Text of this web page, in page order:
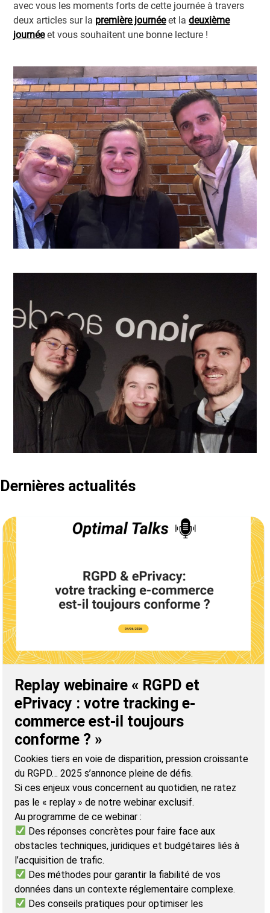
avec vous les moments forts de cette journée à travers
deux articles sur la première journéeet ladeuxième
journéeet vous souhaitent une bonne lecture !
Dernières actualités
Replay webinaire « RGPD et
ePrivacy : votre tracking e-
commerce est-il toujours
conforme ? »
Cookies tiers en voie de disparition, pression croissante
du RGPD… 2025 s’annonce pleine de défis.
Si ces enjeux vous concernent au quotidien, ne ratez
pas le « replay » de notre webinar exclusif.
Au programme de ce webinar :
Des réponses concrètes pour faire face aux
obstacles techniques, juridiques et budgétaires liés à
l’acquisition de trafic.
Des méthodes pour garantir la fiabilité de vos
données dans un contexte réglementaire complexe.
Des conseils pratiques pour optimiser les